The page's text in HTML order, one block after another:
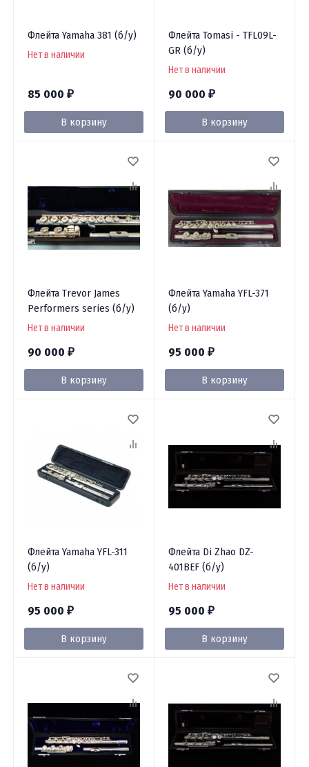
Флейта Yamaha 381 (б/у)
Нет в наличии
85 000 ₽
В корзину
Флейта Tomasi - TFL09L-
GR (б/у)
Нет в наличии
90 000 ₽
В корзину
Флейта Trevor James
Performers series (б/у)
Нет в наличии
90 000 ₽
В корзину
Флейта Yamaha YFL-371
(б/у)
Нет в наличии
95 000 ₽
В корзину
Флейта Yamaha YFL-311
(б/у)
Нет в наличии
95 000 ₽
В корзину
Флейта Di Zhao DZ-
401BEF (б/у)
Нет в наличии
95 000 ₽
В корзину